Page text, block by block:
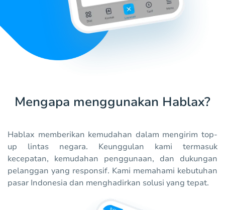
Mengapa menggunakan Hablax?
Hablax memberikan kemudahan dalam mengirim top-
up lintas negara. Keunggulan kami termasuk
kecepatan, kemudahan penggunaan, dan dukungan
pelanggan yang responsif. Kami memahami kebutuhan
pasar Indonesia dan menghadirkan solusi yang tepat.